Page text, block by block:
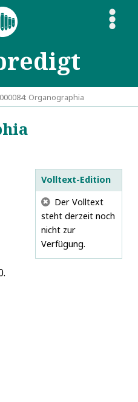
S
Organographia
Volltext-Edition
G Der Volltext
steht derzeit noch
nicht zur
Verfügung.